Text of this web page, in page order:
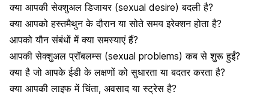
क्या आपकीसेक्शुअल डिजायर(sexual desire) बदली है?
क्या आपकोहस्तमैथुनके दौरान या सोते समय इरेक्शन होता है?
आपको यौन संबंधों में क्या समस्याएं हैं?
आपकी सेक्शुअल प्रॉबलम्स (sexual problems) कब से शुरू हुईं?
क्या है जो आपके ईडी के लक्षणों को सुधारता या बदतर करता है?
क्या आपकी लाइफ में चिंता, अवसाद या स्ट्रेस है?